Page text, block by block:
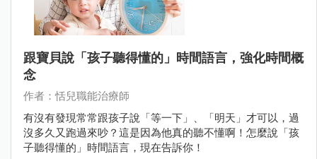
跟寶貝說「孩子聽得懂的」時間語言，強化時間概
念
作者：恬兒職能治療師
有沒有發現常常跟孩子說「等一下」、「明天」才可以，過
沒多久又跑過來吵？這是因為他真的聽不懂啊！怎麼說「孩
子聽得懂的」時間語言，現在告訴你！